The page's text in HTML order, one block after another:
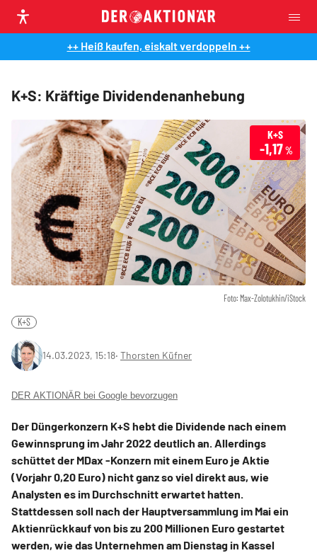
++ Heiß kaufen, eiskalt verdoppeln ++
K+S: Kräftige Dividendenanhebung
Foto: Max-Zolotukhin/iStock
K+S
-1,17%
K+S
14.03.2023, 15:18‧ Thorsten Küfner
DER AKTIONÄR bei Google bevorzugen
Der Düngerkonzern K+S hebt die Dividende nach einem
Gewinnsprung im Jahr 2022 deutlich an. Allerdings
schüttet der MDax -Konzern mit einem Euro je Aktie
(Vorjahr 0,20 Euro) nicht ganz so viel direkt aus, wie
Analysten es im Durchschnitt erwartet hatten.
Stattdessen soll nach der Hauptversammlung im Mai ein
Aktienrückkauf von bis zu 200 Millionen Euro gestartet
werden, wie das Unternehmen am Dienstag in Kassel